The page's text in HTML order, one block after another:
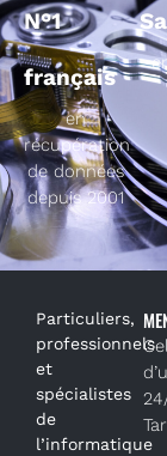
N°1
français
en
récupération
de données
depuis 2001
Particuliers,
professionnels
et
spécialistes
de
l’informatique